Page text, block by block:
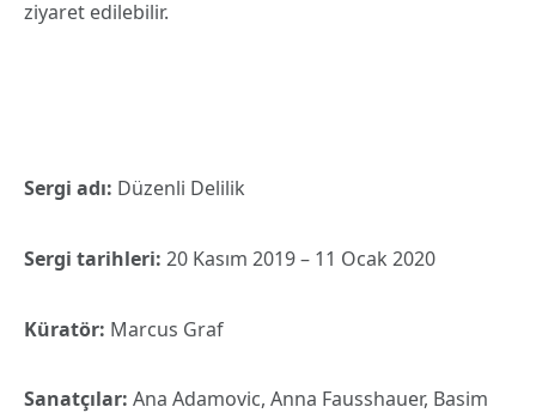
ziyaret edilebilir.
Sergi adı: Düzenli Delilik
Sergi tarihleri: 20 Kasım 2019 – 11 Ocak 2020
Küratör: Marcus Graf
Sanatçılar: Ana Adamovic, Anna Fausshauer, Basim